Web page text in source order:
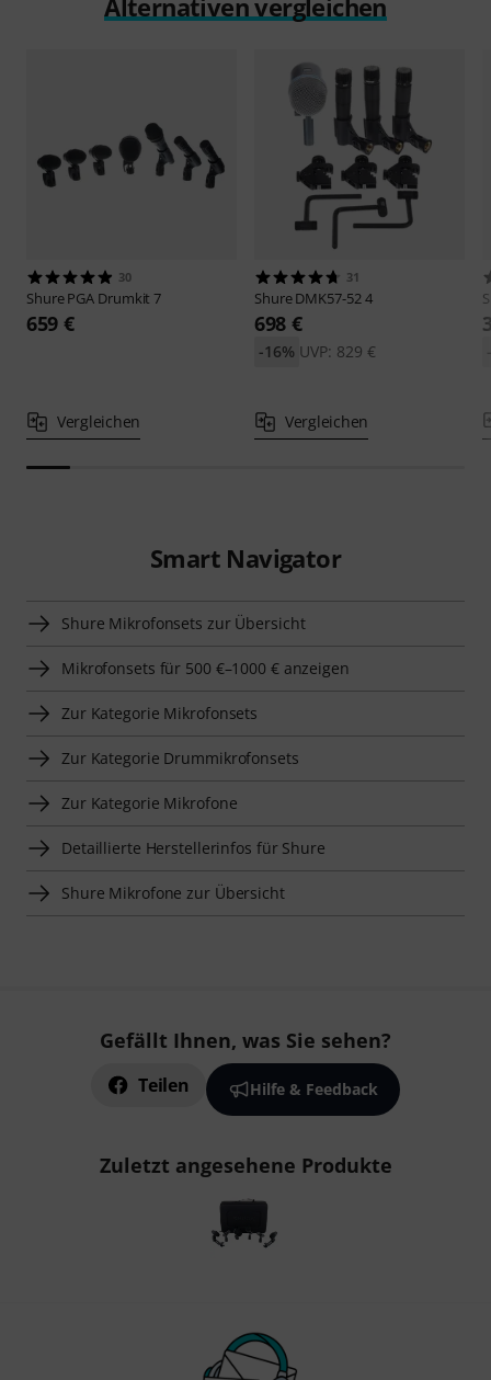
30
ShurePGA Drumkit 7
659 €
Vergleichen
31
ShureDMK57-52 4
698 €
UVP: 829 €
-16%
Vergleichen
Smart Navigator
Shure Mikrofonsets zur Übersicht
Mikrofonsets für 500 €–1000 € anzeigen
Zur Kategorie Mikrofonsets
Zur Kategorie Drummikrofonsets
Zur Kategorie Mikrofone
Detaillierte Herstellerinfos für Shure
Shure Mikrofone zur Übersicht
Gefällt Ihnen, was Sie sehen?
Teilen Hilfe & Feedback
Zuletzt angesehene Produkte